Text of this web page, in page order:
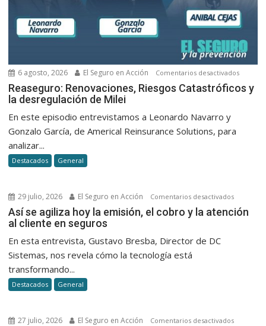
6 agosto, 2026 El Seguro en Acción Comentarios desactivadosen
Reaseguro: Renovaciones, Riesgos Catastróficos y
la desregulación de Milei
En este episodio entrevistamos a Leonardo Navarro y
Gonzalo García, de Americal Reinsurance Solutions, para
analizar...
Destacados General
29 julio, 2026 El Seguro en Acción Comentarios desactivadosen
Así
Así se agiliza hoy la emisión, el cobro y la atención
al cliente en seguros
En esta entrevista, Gustavo Bresba, Director de DC
Sistemas, nos revela cómo la tecnología está
transformando...
Destacados General
27 julio, 2026 El Seguro en Acción Comentarios desactivadosen